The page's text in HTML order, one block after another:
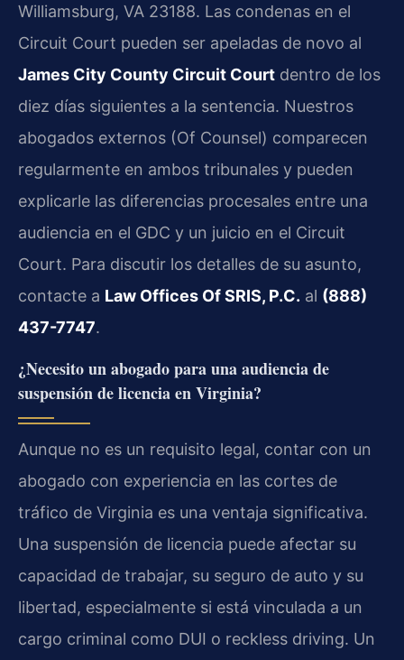
Williamsburg, VA 23188. Las condenas en el
Circuit Court pueden ser apeladas de novo al
James City County Circuit Court dentro de los
diez días siguientes a la sentencia. Nuestros
abogados externos (Of Counsel) comparecen
regularmente en ambos tribunales y pueden
explicarle las diferencias procesales entre una
audiencia en el GDC y un juicio en el Circuit
Court. Para discutir los detalles de su asunto,
contacte a Law Offices Of SRIS, P.C. al (888)
437-7747.
¿Necesito un abogado para una audiencia de
suspensión de licencia en Virginia?
Aunque no es un requisito legal, contar con un
abogado con experiencia en las cortes de
tráfico de Virginia es una ventaja significativa.
Una suspensión de licencia puede afectar su
capacidad de trabajar, su seguro de auto y su
libertad, especialmente si está vinculada a un
cargo criminal como DUI o reckless driving. Un